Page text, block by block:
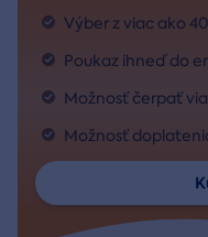
Výber z viac ako
Poukaz ihneď do
Možnosť čerpať
Možnosť